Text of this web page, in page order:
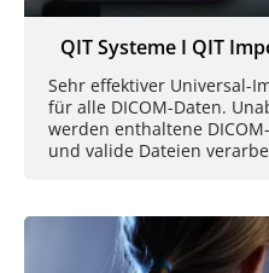
QIT Systeme I QIT
Sehr effektiver Universal-
für alle DICOM-Daten.
werden enthaltene
und valide Dateien